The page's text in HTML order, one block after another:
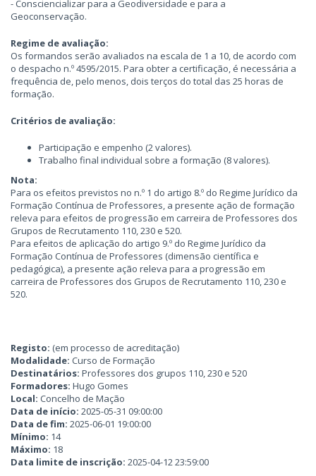
- Consciencializar para a Geodiversidade e para a
Geoconservação.
Regime de avaliação:
Os formandos serão avaliados na escala de 1 a 10, de acordo com
o despacho n.º 4595/2015. Para obter a certificação, é necessária a
frequência de, pelo menos, dois terços do total das 25 horas de
formação.
Critérios de avaliação:
Participação e empenho (2 valores).
Trabalho final individual sobre a formação (8 valores).
Nota:
Para os efeitos previstos no n.º 1 do artigo 8.º do Regime Jurídico da
Formação Contínua de Professores, a presente ação de formação
releva para efeitos de progressão em carreira de Professores dos
Grupos de Recrutamento 110, 230 e 520.
Para efeitos de aplicação do artigo 9.º do Regime Jurídico da
Formação Contínua de Professores (dimensão científica e
pedagógica), a presente ação releva para a progressão em
carreira de Professores dos Grupos de Recrutamento 110, 230 e
520.
Registo: (em processo de acreditação)
Modalidade: Curso de Formação
Destinatários: Professores dos grupos 110, 230 e 520
Formadores: Hugo Gomes
Local: Concelho de Mação
Data de início: 2025-05-31 09:00:00
Data de fim: 2025-06-01 19:00:00
Mínimo: 14
Máximo: 18
Data limite de inscrição: 2025-04-12 23:59:00